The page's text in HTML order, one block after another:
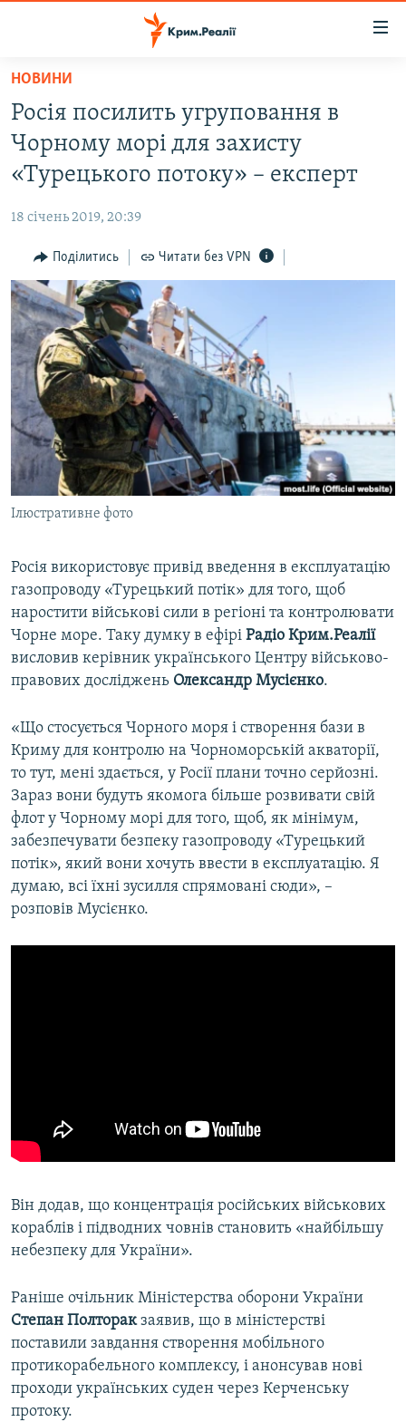
Перейти
основного
матеріалу
Перейти
до
основної
Перейти
до
пошуку
ВІДЕО ТА ФОТО
БЛОГИ
ПОГЛЯД
ІНТЕРВ'Ю
ВСЕ ЗА ДЕНЬ
СПЕЦПРОЕКТИ
ДЕПОРТАЦІЯ
ВІДЕОУРОКИ «ELIFBE»
СВІДЧЕННЯ ОКУПАЦІЇ
УКРАЇНСЬКА ПРОБЛЕМА КРИМУ
ІНФОГРАФІКА
ЯК ОБІЙТИ БЛОКУВАННЯ
Русский
Qırımtatar
ДОЛУЧАЙСЯ!
Усі сайти RFE/RL
НОВИНИ
Росія посилить угруповання в
Чорному морі для захисту
«Турецького потоку» – експерт
18 січень 2019, 20:39
Поділитись Читати без VPN
Ілюстративне фото
Росія використовує привід введення в експлуатацію
газопроводу «Турецький потік» для того, щоб
наростити військові сили в регіоні та контролювати
Чорне море. Таку думку в ефірі Радіо Крим.Реалії
висловив керівник українського Центру військово-
правових досліджень Олександр Мусієнко.
«Що стосується Чорного моря і створення бази в
Криму для контролю на Чорноморській акваторії,
то тут, мені здається, у Росії плани точно серйозні.
Зараз вони будуть якомога більше розвивати свій
флот у Чорному морі для того, щоб, як мінімум,
забезпечувати безпеку газопроводу «Турецький
потік», який вони хочуть ввести в експлуатацію. Я
думаю, всі їхні зусилля спрямовані сюди», –
розповів Мусієнко.
Він додав, що концентрація російських військових
кораблів і підводних човнів становить «найбільшу
небезпеку для України».
Раніше очільник Міністерства оборони України
Степан Полторакзаявив, що в міністерстві
поставили завдання створення мобільного
протикорабельного комплексу, і анонсував нові
проходи українських суден через Керченську
протоку.